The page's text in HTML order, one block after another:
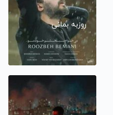
روزبه بمانی